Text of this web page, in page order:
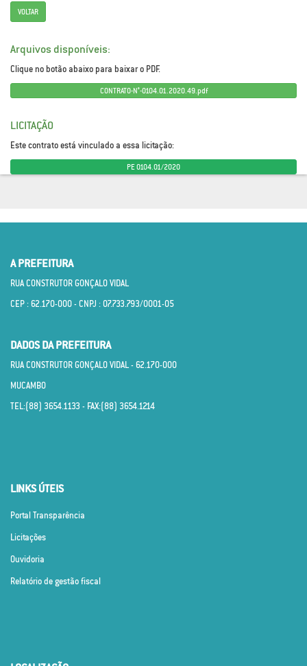
VOLTAR
Arquivos disponíveis:
Clique no botão abaixo para baixar o PDF.
CONTRATO-N°-0104.01.2020.49.pdf
LICITAÇÃO
Este contrato está vinculado a essa licitação:
PE 0104.01/2020
A PREFEITURA
RUA CONSTRUTOR GONÇALO VIDAL
CEP : 62.170­-000 - CNPJ : 07.733.793/0001­-05
DADOS DA PREFEITURA
RUA CONSTRUTOR GONÇALO VIDAL - 62.170­-000
MUCAMBO
TEL:(88) 3654.1133 - FAX:(88) 3654.1214
LINKS ÚTEIS
Portal Transparência
Licitações
Ouvidoria
Relatório de gestão fiscal